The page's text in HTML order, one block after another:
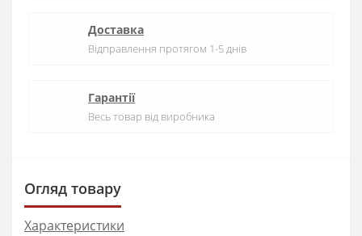
Доставка
Відправлення протягом 1-5 днів
Гарантії
Весь товар від виробника
Огляд товару
Характеристики